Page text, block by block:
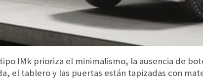
IMk prioriza el minimalismo, la ausencia de
el tablero y las puertas están tapizadas con